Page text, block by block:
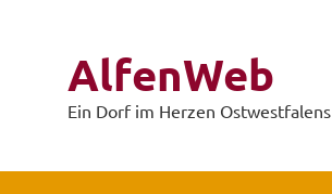
AlfenWeb
Ein Dorf im Herzen Ostwestfalens